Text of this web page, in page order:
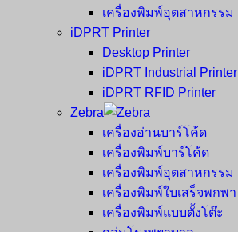
เครื่องพิมพ์อุตสาหกรรม
iDPRT Printer
Desktop Printer
iDPRT Industrial Printer
iDPRT RFID Printer
Zebra
เครื่องอ่านบาร์โค้ด
เครื่องพิมพ์บาร์โค้ด
เครื่องพิมพ์อุตสาหกรรม
เครื่องพิมพ์ใบเสร็จพกพา
เครื่องพิมพ์แบบตั้งโต๊ะ